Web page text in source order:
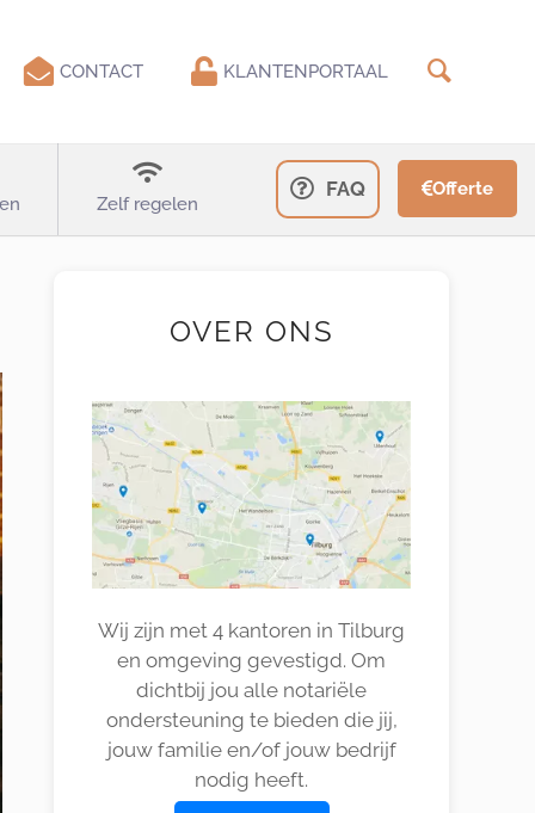
CONTACT KLANTENPORTAAL
Zelf regelen
FAQ Offerte
OVER ONS
Wij zijn met 4 kantoren in Tilburg
en omgeving gevestigd. Om
dichtbij jou alle notariële
ondersteuning te bieden die jij,
jouw familie en/of jouw bedrijf
nodig heeft.